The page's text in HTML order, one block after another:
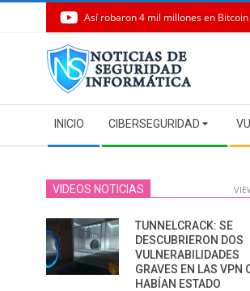
Así robaron 4 mil millones en Bitcoin
Navigation
Menu
INICIO CIBERSEGURIDAD
VIDEOS NOTICIAS
TUNNELCRACK: SE
DESCUBRIERON DOS
VULNERABILIDADES
GRAVES EN LAS VPN
HABÍAN ESTADO